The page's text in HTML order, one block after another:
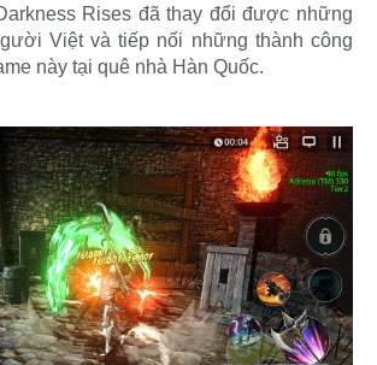
Rises đã thay đổi được những
Việt và tiếp nối những thành công
này tại quê nhà Hàn Quốc.